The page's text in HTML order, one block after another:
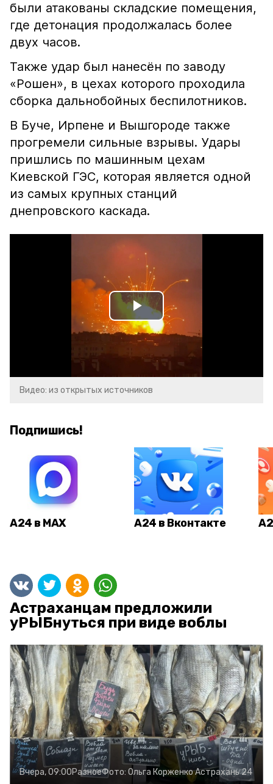
были атакованы складские помещения,
где детонация продолжалась более
двух часов.
Также удар был нанесён по заводу
«Рошен», в цехах которого проходила
сборка дальнобойных беспилотников.
В Буче, Ирпене и Вышгороде также
прогремели сильные взрывы. Удары
пришлись по машинным цехам
Киевской ГЭС, которая является одной
из самых крупных станций
днепровского каскада.
Play
Video
Видео: из открытых источников
Подпишись!
А24 в MAX А24 в Вконтакте
Астраханцам предложили
уРЫБнуться при виде воблы
Вчера, 09:00РазноеФото: Ольга КорженкоАстрахань 24